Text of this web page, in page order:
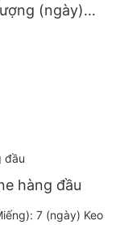
(ngày)
Kỳ 72
hàng đầu